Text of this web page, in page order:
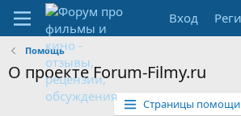
Вход
Помощь
О проекте Forum-Filmy.ru
Страницы помощи